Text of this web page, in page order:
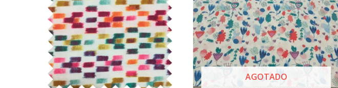
AGOTADO